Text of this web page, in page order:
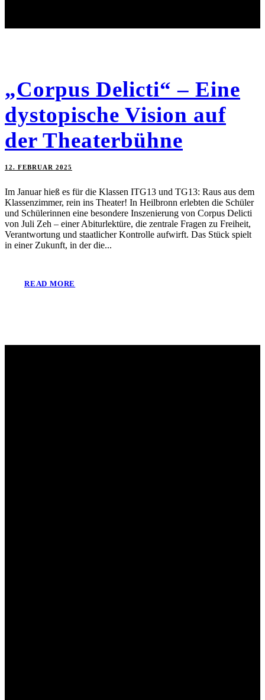
„Corpus Delicti“ – Eine
dystopische Vision auf
der Theaterbühne
12. FEBRUAR 2025
Im Januar hieß es für die Klassen ITG13 und TG13: Raus aus dem
Klassenzimmer, rein ins Theater! In Heilbronn erlebten die Schüler
und Schülerinnen eine besondere Inszenierung von Corpus Delicti
von Juli Zeh – einer Abiturlektüre, die zentrale Fragen zu Freiheit,
Verantwortung und staatlicher Kontrolle aufwirft. Das Stück spielt
in einer Zukunft, in der die...
READ MORE